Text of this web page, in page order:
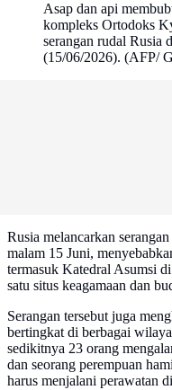
Asap dan api
kompleks Ortodoks
serangan rudal
(15/06/2026). (AFP/
Rusia melancarkan
malam 15 Juni,
termasuk Katedral Asumsi
satu situs keagamaan dan
Serangan tersebut juga
bertingkat di berbagai
sedikitnya 23 orang
dan seorang perempuan
harus menjalani perawatan